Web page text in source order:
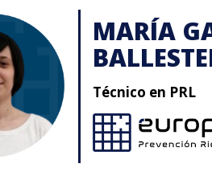
MARÍA
Técnico en PRL